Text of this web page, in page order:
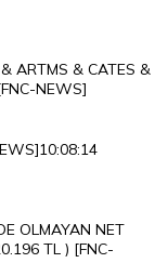
ARTMS & CATES &
NEWS]
10:08:14
OLMAYAN NET
TL ) [FNC-